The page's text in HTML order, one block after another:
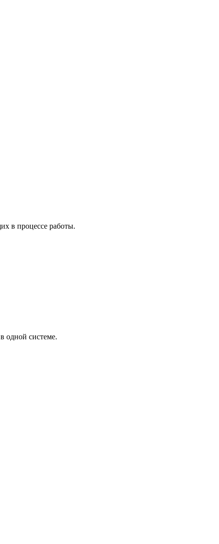
в процессе работы.
одной системе.